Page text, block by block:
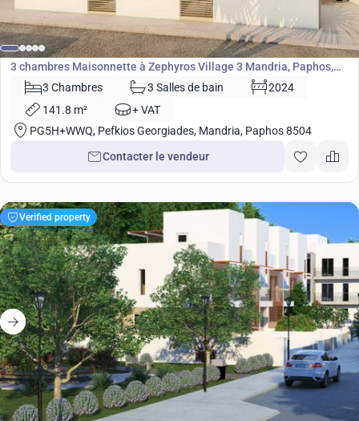
€315 000
Maisonnette
3 chambres Maisonnette à Zephyros Village 3 Mandria, Paphos,
Chypre No. 9094
3 Chambres 3 Salles de bain
2024
141.8 m²
+ VAT
PG5H+WWQ, Pefkios Georgiades, Mandria, Paphos 8504
Contacter le vendeur
Verified property
490 000